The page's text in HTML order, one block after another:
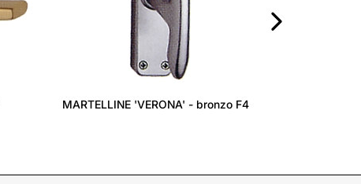
MARTELLINE 'VERONA' - bronzo F4